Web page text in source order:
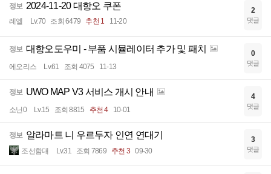
정보 2024-11-20 대항오 쿠폰
레엘 Lv.70 조회 6479 추천 1 11-20
2
댓글
정보 대항오도우미 - 부품 시뮬레이터 추가 및 패치
에오리스 Lv.61 조회 4075 11-13
0
댓글
정보 UWO MAP V3 서비스 개시 안내
소닌0 Lv.15 조회 8815 추천 4 10-01
4
댓글
정보 알라마트 니 우르두자 인연 연대기
조선함대 Lv.31 조회 7869 추천 3 09-30
3
댓글